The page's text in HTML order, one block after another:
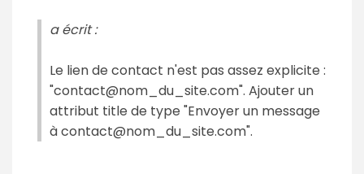
a écrit :
Le lien de contact n'est pas assez explicite :
"contact@nom_du_site.com". Ajouter un
attribut title de type "Envoyer un message
à contact@nom_du_site.com".